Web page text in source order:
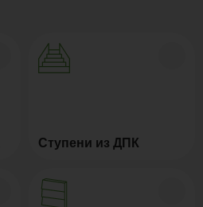
Ступени из ДПК